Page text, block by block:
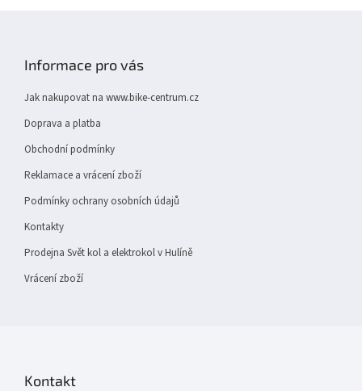
i
Informace pro vás
Jak nakupovat na www.bike-centrum.cz
Doprava a platba
Obchodní podmínky
Reklamace a vrácení zboží
Podmínky ochrany osobních údajů
Kontakty
Prodejna Svět kol a elektrokol v Hulíně
Vrácení zboží
Kontakt